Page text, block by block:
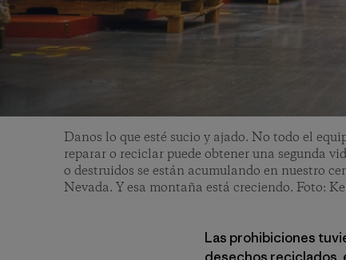
Danos lo que esté sucio y ajado. No todo el
reparar o reciclar puede obtener una segunda
o destruidos se están acumulando en nuestro
Nevada. Y esa montaña está creciendo. Foto:
Las prohibiciones